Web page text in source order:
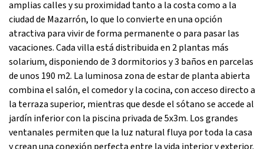
amplias calles y su proximidad tanto a la costa como a la
ciudad de Mazarrón, lo que lo convierte en una opción
atractiva para vivir de forma permanente o para pasar las
vacaciones. Cada villa está distribuida en 2 plantas más
solarium, disponiendo de 3 dormitorios y 3 baños en parcelas
de unos 190 m2. La luminosa zona de estar de planta abierta
combina el salón, el comedor y la cocina, con acceso directo a
la terraza superior, mientras que desde el sótano se accede al
jardín inferior con la piscina privada de 5x3m. Los grandes
ventanales permiten que la luz natural fluya por toda la casa
y crean una conexión perfecta entre la vida interior y exterior.